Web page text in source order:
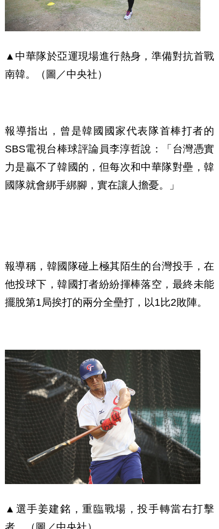
▲中華隊於亞運現場進行熱身，準備對抗首戰
南韓。（圖／中央社）
報導指出，曾是韓國國家代表隊首棒打者的
SBS電視台棒球評論員李淳哲說：「台灣憑實
力是贏不了韓國的，但每次和中華隊對壘，韓
國隊就會綁手綁腳，實在讓人擔憂。」
報導稱，韓國隊碰上極其陌生的台灣投手，在
他投球下，韓國打者紛紛揮棒落空，最終未能
擺脫第1局挨打的兩分全壘打，以1比2敗陣。
▲選手姜建銘，重臨戰場，投手轉當右打擊
者。（圖／中央社）